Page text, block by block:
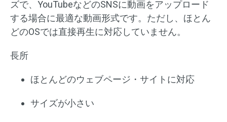
ズで、YouTubeなどのSNSに動画をアップロード
する場合に最適な動画形式です。ただし、ほとん
どのOSでは直接再生に対応していません。
長所
ほとんどのウェブページ・サイトに対応
サイズが小さい